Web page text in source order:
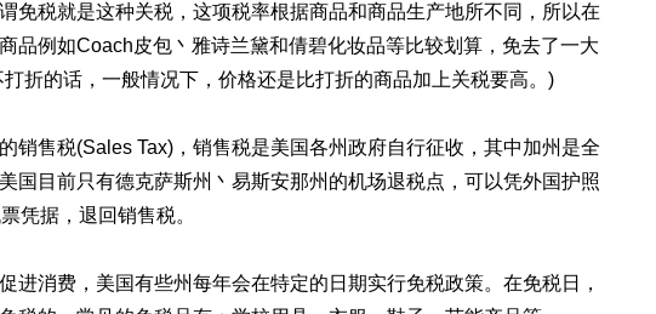
免税就是这种关税，这项税率根据商品和商品生产地所不同，所以在
品例如Coach皮包丶雅诗兰黛和倩碧化妆品等比较划算，免去了一大
折的话，一般情况下，价格还是比打折的商品加上关税要高。)
销售税(Sales Tax)，销售税是美国各州政府自行征收，其中加州是全
国目前只有德克萨斯州丶易斯安那州的机场退税点，可以凭外国护照
凭据，退回销售税。
进消费，美国有些州每年会在特定的日期实行免税政策。在免税日，